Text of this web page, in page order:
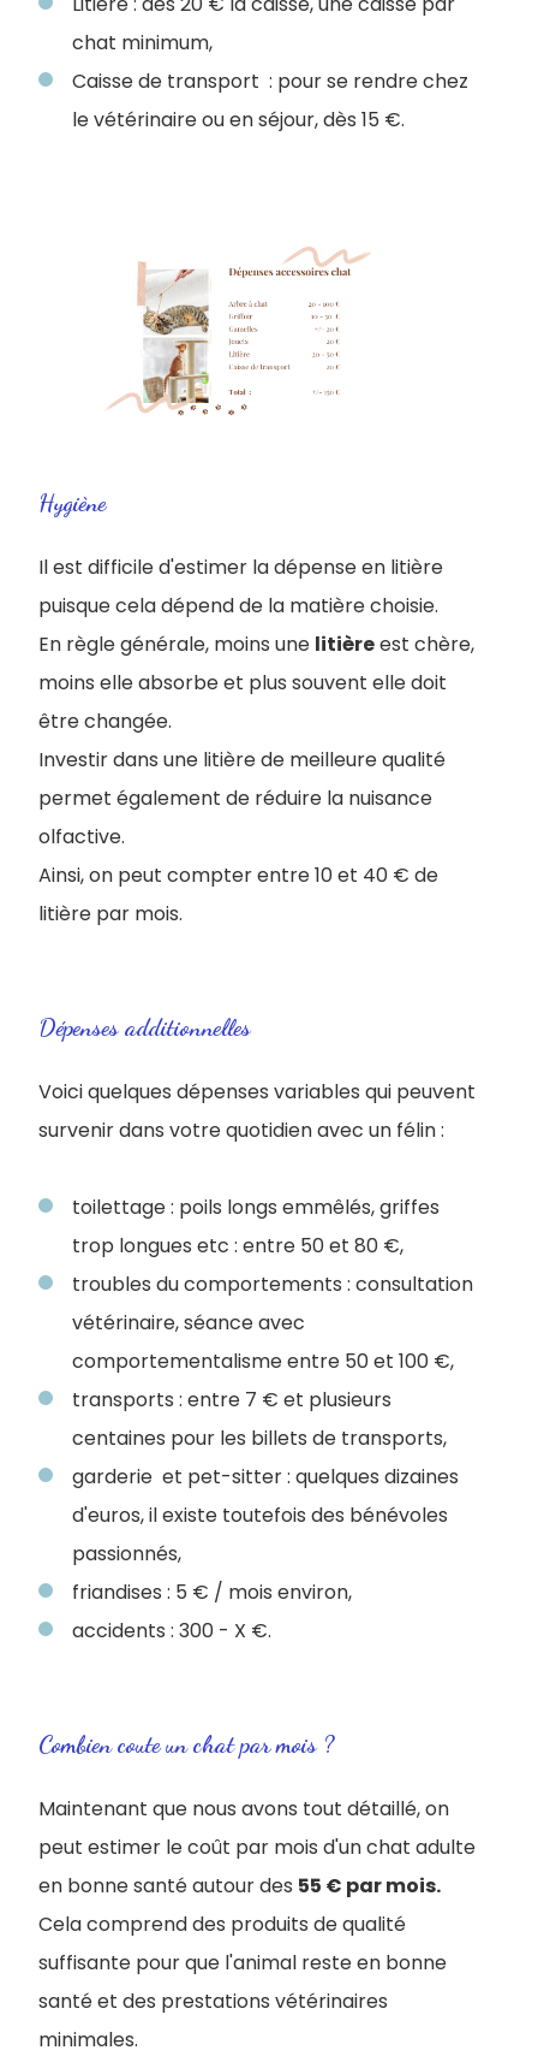
chat minimum,
Caisse de transport : pour se rendre chez
le vétérinaire ou en séjour, dès 15 €.
Hygiène
Il est difficile d'estimer la dépense en litière
puisque cela dépend de la matière choisie.
En règle générale, moins une litièreest chère,
moins elle absorbe et plus souvent elle doit
être changée.
Investir dans une litière de meilleure qualité
permet également de réduire la nuisance
olfactive.
Ainsi, on peut compter entre 10 et 40 € de
litière par mois.
Dépenses additionnelles
Voici quelques dépenses variables qui peuvent
survenir dans votre quotidien avec un félin :
toilettage : poils longs emmêlés, griffes
trop longues etc : entre 50 et 80 €,
troubles du comportements : consultation
vétérinaire, séance avec
comportementalisme entre 50 et 100 €,
transports : entre 7 € et plusieurs
centaines pour les billets de transports,
garderie et pet-sitter : quelques dizaines
d'euros, il existe toutefois des bénévoles
passionnés,
friandises : 5 € / mois environ,
accidents : 300 - X €.
Combien coute un chat par mois ?
Maintenant que nous avons tout détaillé, on
peut estimer le coût par mois d'un chat adulte
en bonne santé autour des 55 € par mois.
Cela comprend des produits de qualité
suffisante pour que l'animal reste en bonne
santé et des prestations vétérinaires
minimales.